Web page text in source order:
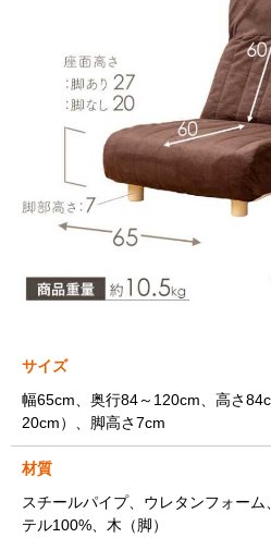
サイズ
幅65cm、奥行84～120cm、高さ
20cm）、脚高さ7cm
材質
スチールパイプ、ウレタンフォー
テル100%、木（脚）